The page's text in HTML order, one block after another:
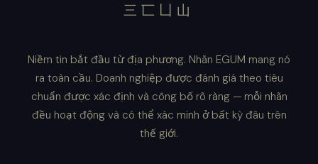
三匸凵山
Niềm tin bắt đầu từ địa phương. Nhãn EGUM mang nó
ra toàn cầu. Doanh nghiệp được đánh giá theo tiêu
chuẩn được xác định và công bố rõ ràng — mỗi nhãn
đều hoạt động và có thể xác minh ở bất kỳ đâu trên
thế giới.